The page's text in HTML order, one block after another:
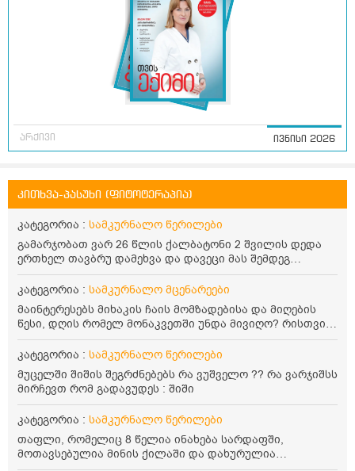
არქივი ივნისი 2026
კითხვა-პასუხი (ფიტოტერაპია)
კატეგორია : სამკურნალო წერილები
გამარჯობათ ვარ 26 წლის ქალბატონი 2 შვილის დედა
ერთხელ თავბრუ დამეხვა და დავეცი მას შემდეგ
დამეწყო შიშები ვეღარ გავდიოდი გარეთ რადგან ისევ
ასე ცუდად არ გავხდარიყავი ყურის ანთება მქონდა
მაშინ როგორც გაირკვა მას შემსეგ გავიდა 1 წელზე
მეტინდა კიდე მეხვევა თავბრუ გარეთ გასვილისას
სახლში კარგად ვარ როცა ახსენებენ გარეთ წაავალა
სმაგაზეხ კი ცუდად ვხდებოდი ეხლა როგორმე გავდივარ
ბაღში ჯოხში ზოგჯერ მაქვს შეგრძნება მიწა მეცლება
ფეხებიდან და ჯოხზე უნდა დავეყრდნო აუცილებლად
არვიხი როგორ მოვიქცე რა გავაკეთო ასევე დამეწყო
შიშები უაზროდ შფოთვა რომ ვეღარ გავალ გაერთ
საერთო ან რაომე მსგავსი როგორ მოვიქხე გავხდი
ძალაინ მგრძნობიარე ყველაფერზე მეტირება ( ვინმერ
რომ ჩხუბობს ცუდად ვხდები შიშები მეწყება ეგრევე (
ასევე მაქვს დანგრეული ოჯახი 7 თვეა 5წლიანი
კატეგორია : სამკურნალო მცენარეები
მაინტერესებს მიხაკის ჩაის მომზადებისა და მიღების
წესი, დღის რომელ მონაკვეთში უნდა მივიღო? რისთვის
არის სასარგებლო და უკუჩვენება თუ აქვს
კატეგორია : სამკურნალო წერილები
მუცელში შიშის შეგრძნებებს რა ვუშველო ?? რა ვარჯიშსს
მირჩევთ რომ გადავუდეს : შიში
კატეგორია : სამკურნალო წერილები
თაფლი, რომელიც 8 წელია ინახება სარდაფში,
მოთავსებულია მინის ქილაში და დახურულია